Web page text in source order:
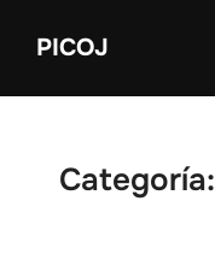
PICOJ
Categoría: